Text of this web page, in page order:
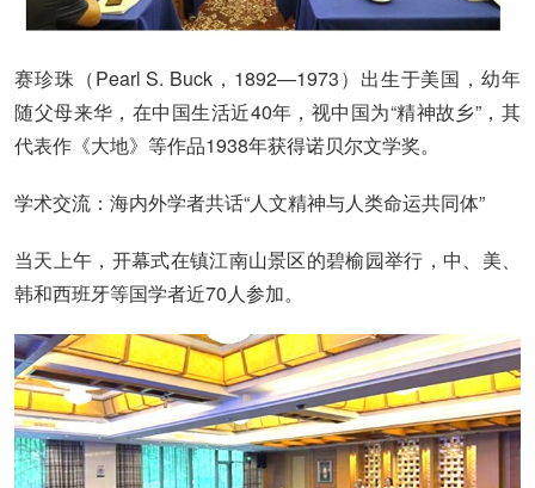
赛珍珠（Pearl S. Buck，1892—1973）出生于美国，幼年
随父母来华，在中国生活近40年，视中国为“精神故乡”，其
代表作《大地》等作品1938年获得诺贝尔文学奖。
学术交流：海内外学者共话“人文精神与人类命运共同体”
当天上午，开幕式在镇江南山景区的碧榆园举行，中、美、
韩和西班牙等国学者近70人参加。